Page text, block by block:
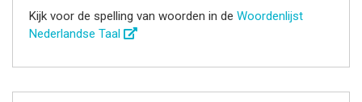
Kijk voor de spelling van woorden in de Woordenlijst
Nederlandse Taal